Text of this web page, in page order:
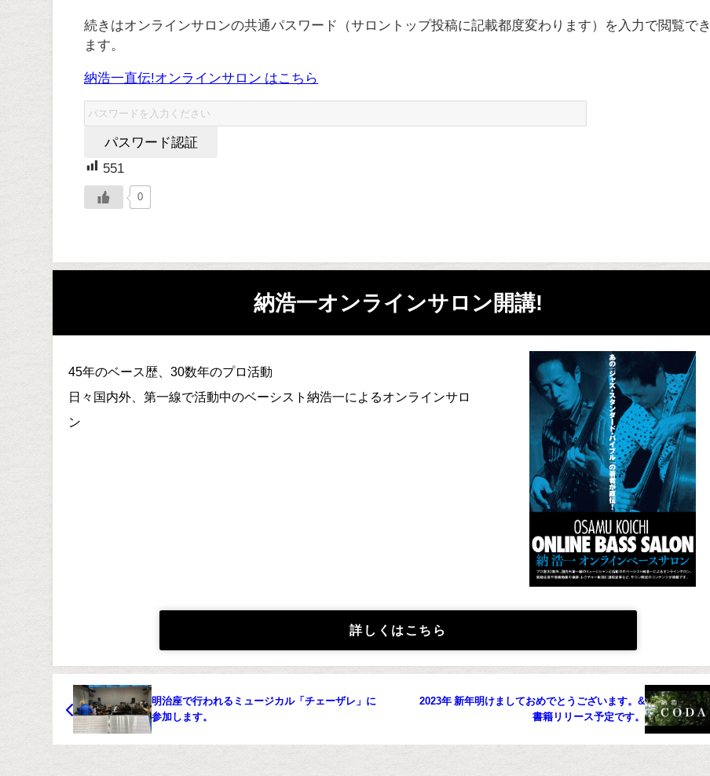
続きはオンラインサロンの共通パスワード（サロントップ投稿に記載都度変わります）を入力で閲覧でき
ます。
納浩一直伝!オンラインサロン はこちら
551
0
納浩一オンラインサロン開講!
45年のベース歴、30数年のプロ活動
日々国内外、第一線で活動中のベーシスト納浩一によるオンラインサロ
ン
詳しくはこちら
明治座で行われるミュージカル「チェーザレ」に
参加します。
2023年 新年明けましておめでとうございます。&
書籍リリース予定です。